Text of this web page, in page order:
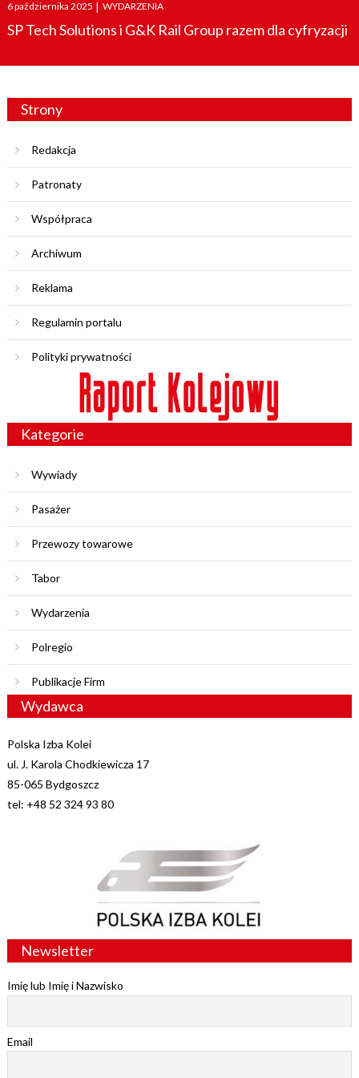
on
6 października 2025 | WYDARZENIA
SP Tech Solutions i G&K Rail Group razem dla cyfryzacji
Strony
Redakcja
Patronaty
Współpraca
Archiwum
Reklama
Regulamin portalu
Polityki prywatności
Kategorie
Wywiady
Pasażer
Przewozy towarowe
Tabor
Wydarzenia
Polregio
Publikacje Firm
Wydawca
Polska Izba Kolei
ul. J. Karola Chodkiewicza 17
85-065 Bydgoszcz
tel: +48 52 324 93 80
Newsletter
Imię lub Imię i Nazwisko
Email